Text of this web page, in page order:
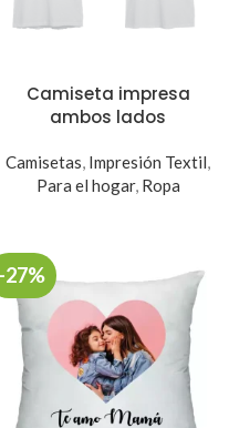
Camiseta impresa
ambos lados
Camisetas, Impresión Textil,
Para el hogar, Ropa
-27%